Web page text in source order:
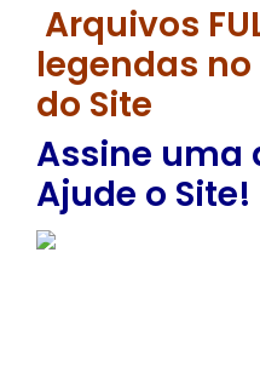
Arquivos
legendas
do Site
Assine uma
Ajude o Site!